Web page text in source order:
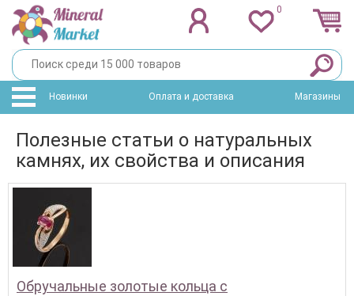
0
Новинки Оплата и доставка Магазины
Полезные статьи о натуральных
камнях, их свойства и описания
Обручальные золотые кольца с